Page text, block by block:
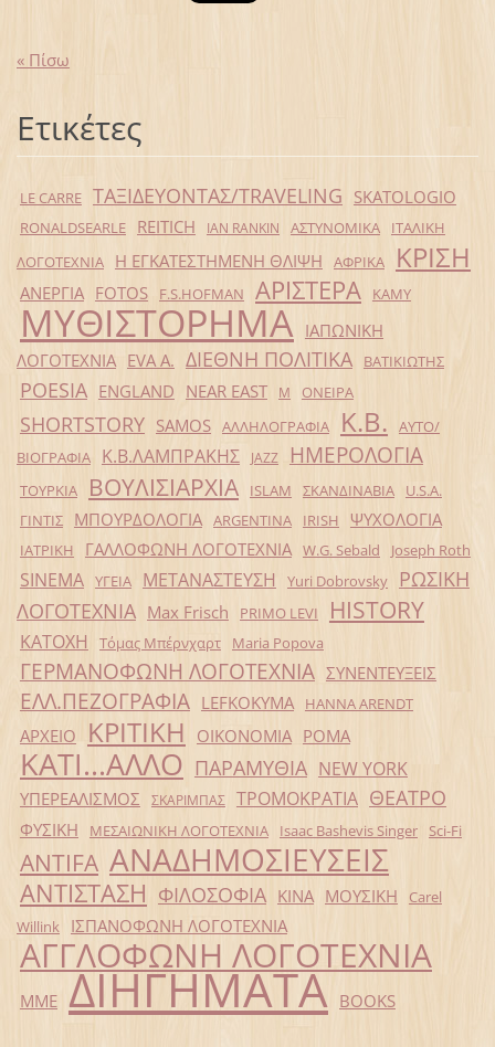
« Πίσω
Ετικέτες
LE CARRE ΤΑΞΙΔΕΥΟΝΤΑΣ/TRAVELING SKATOLOGIO
RONALDSEARLE REITICH IAN RANKIN ΑΣΤΥΝΟΜΙΚΑ
ΙΤΑΛΙΚΗ
ΛΟΓΟΤΕΧΝΙΑ
Η ΕΓΚΑΤΕΣΤΗΜΕΝΗ ΘΛΙΨΗ ΑΦΡΙΚΑ ΚΡΙΣΗ
ΑΝΕΡΓΙΑ FOTOS F.S.HOFMAN ΑΡΙΣΤΕΡΑ ΚΑΜΥ
ΜΥΘΙΣΤΟΡΗΜΑ ΙΑΠΩΝΙΚΗ
ΛΟΓΟΤΕΧΝΙΑ EVA Α. ΔΙΕΘΝΗ ΠΟΛΙΤΙΚΑ ΒΑΤΙΚΙΩΤΗΣ
POESIA ENGLAND NEAR EAST Μ ΟΝΕΙΡΑ
SHORTSTORY SAMOS ΑΛΛΗΛΟΓΡΑΦΙΑ Κ.Β.
ΑΥΤΟ/
ΒΙΟΓΡΑΦΙΑ
Κ.Β.ΛΑΜΠΡΑΚΗΣ JAZZ ΗΜΕΡΟΛΟΓΙΑ
ΤΟΥΡΚΙΑ ΒΟΥΛΙΣΙΑΡΧΙΑ ISLAM ΣΚΑΝΔΙΝΑΒΙΑ
U.S.A.
ΓΙΝΤΙΣ
ΜΠΟΥΡΔΟΛΟΓΙΑ ARGENTINA IRISH ΨΥΧΟΛΟΓΙΑ
ΙΑΤΡΙΚΗ ΓΑΛΛΟΦΩΝΗ ΛΟΓΟΤΕΧΝΙΑ W.G. Sebald Joseph Roth
SINEMA ΥΓΕΙΑ ΜΕΤΑΝΑΣΤΕΥΣΗ Yuri Dobrovsky
ΡΩΣΙΚΗ
ΛΟΓΟΤΕΧΝΙΑ Max Frisch PRIMO LEVI HISTORY
ΚΑΤΟΧΗ Τόμας Μπέρνχαρτ Maria Popova
ΓΕΡΜΑΝΟΦΩΝΗ ΛΟΓΟΤΕΧΝΙΑ ΣΥΝΕΝΤΕΥΞΕΙΣ
ΕΛΛ.ΠΕΖΟΓΡΑΦΙΑ LEFKOKYMA HANNA ARENDT
ΑΡΧΕΙΟ ΚΡΙΤΙΚΗ ΟΙΚΟΝΟΜΙΑ ΡΟΜΑ
ΚΑΤΙ...ΑΛΛΟ ΠΑΡΑΜΥΘΙΑ NEW YORK
ΥΠΕΡΕΑΛΙΣΜΟΣ ΣΚΑΡΙΜΠΑΣ ΤΡΟΜΟΚΡΑΤΙΑ ΘΕΑΤΡΟ
ΦΥΣΙΚΗ ΜΕΣΑΙΩΝΙΚΗ ΛΟΓΟΤΕΧΝΙΑ Isaac Bashevis Singer Sci-Fi
ANTIFA ΑΝΑΔΗΜΟΣΙΕΥΣΕΙΣ
ΑΝΤΙΣΤΑΣΗ ΦΙΛΟΣΟΦΙΑ ΚΙΝΑ ΜΟΥΣΙΚΗ
Carel
Willink
ΙΣΠΑΝΟΦΩΝΗ ΛΟΓΟΤΕΧΝΙΑ
ΑΓΓΛΟΦΩΝΗ ΛΟΓΟΤΕΧΝΙΑ
ΜΜΕ ΔΙΗΓΗΜΑΤΑ BOOKS